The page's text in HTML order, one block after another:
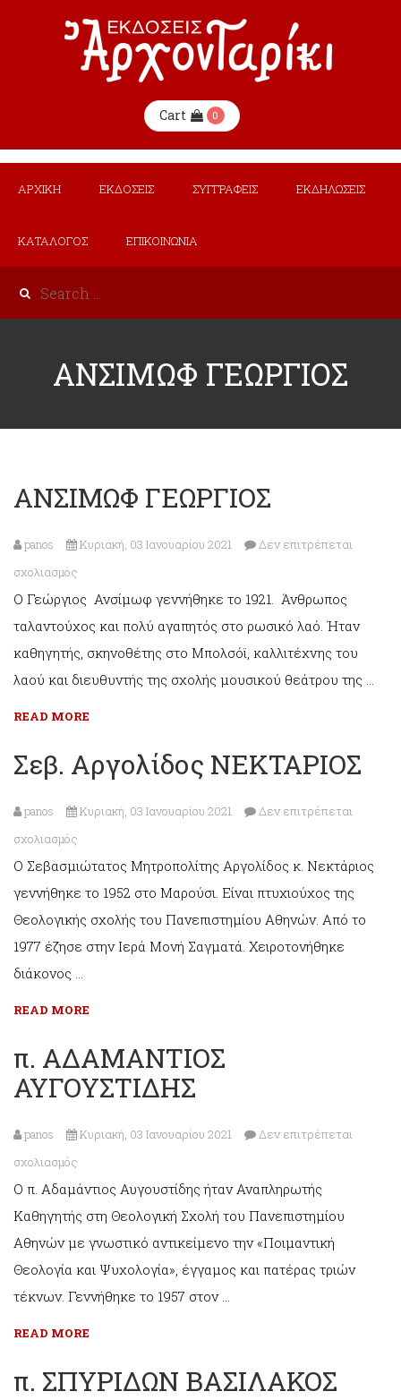
Cart 0
ΑΡΧΙΚΗ ΕΚΔΟΣΕΙΣ ΣΥΓΓΡΑΦΕΙΣ ΕΚΔΗΛΩΣΕΙΣ
ΚΑΤΑΛΟΓΟΣ ΕΠΙΚΟΙΝΩΝΙΑ
ΑΝΣΙΜΩΦ ΓΕΩΡΓΙΟΣ
ΑΝΣΙΜΩΦ ΓΕΩΡΓΙΟΣ
panos Κυριακή, 03 Ιανουαρίου 2021
Δεν επιτρέπεται
σχολιασμός
ΑΝΣΙΜΩΦ
ΓΕΩΡΓΙΟΣ
Ο Γεώργιος Ανσίμωφ γεννήθηκε το 1921. Άνθρωπος
ταλαντούχος και πολύ αγαπητός στο ρωσικό λαό. Ήταν
καθηγητής, σκηνοθέτης στο Μπολσόϊ, καλλιτέχνης του
λαού και διευθυντής της σχολής μουσικού θεάτρου της …
READ MORE
Σεβ. Αργολίδος ΝΕΚΤΑΡΙΟΣ
panos Κυριακή, 03 Ιανουαρίου 2021
Δεν επιτρέπεται
σχολιασμός
Σεβ.
Αργολίδος
ΝΕΚΤΑΡΙΟΣ
O Σεβασμιώτατος Μητροπολίτης Αργολίδος κ. Νεκτάριος
γεννήθηκε το 1952 στο Μαρούσι. Είναι πτυχιούχος της
Θεολογικής σχολής του Πανεπιστημίου Αθηνών. Από το
1977 έζησε στην Ιερά Μονή Σαγματά. Χειροτονήθηκε
διάκονος …
READ MORE
π. ΑΔΑΜΑΝΤΙΟΣ
ΑΥΓΟΥΣΤΙΔΗΣ
panos Κυριακή, 03 Ιανουαρίου 2021
Δεν επιτρέπεται
σχολιασμός
π.
ΑΔΑΜΑΝΤΙΟΣ
ΑΥΓΟΥΣΤΙΔΗΣ
Ο π. Αδαμάντιος Αυγουστίδης ήταν Αναπληρωτής
Καθηγητής στη Θεολογική Σχολή του Πανεπιστημίου
Αθηνών με γνωστικό αντικείμενο την «Ποιμαντική
Θεολογία και Ψυχολογία», έγγαμος και πατέρας τριών
τέκνων. Γεννήθηκε το 1957 στον …
READ MORE
π. ΣΠΥΡΙΔΩΝ ΒΑΣΙΛΑΚΟΣ